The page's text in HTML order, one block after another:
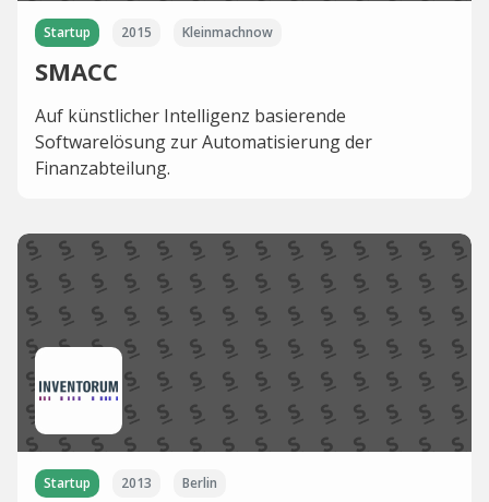
Startup 2015 Kleinmachnow
SMACC
Auf künstlicher Intelligenz basierende
Softwarelösung zur Automatisierung der
Finanzabteilung.
Startup 2013 Berlin